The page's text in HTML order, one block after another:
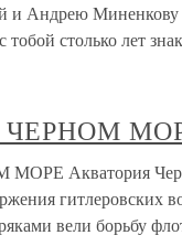
Андрею Миненкову
столько лет
Акватория
гитлеровских
вели борьбу